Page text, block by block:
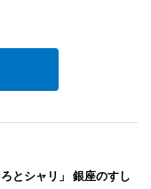
とシャリ」 銀座のすし